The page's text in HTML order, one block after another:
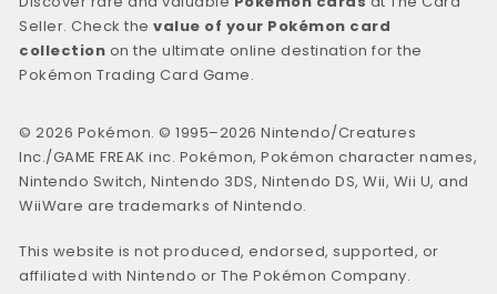
Seller. Check thevalue of your Pokémon card
collection on the ultimate online destination for the
Pokémon Trading Card Game.
© 2026 Pokémon. © 1995–2026 Nintendo/Creatures
Inc./GAME FREAK inc. Pokémon, Pokémon character names,
Nintendo Switch, Nintendo 3DS, Nintendo DS, Wii, Wii U, and
WiiWare are trademarks of Nintendo.
This website is not produced, endorsed, supported, or
affiliated with Nintendo or The Pokémon Company.